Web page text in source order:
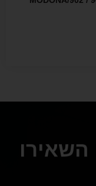
השאירו